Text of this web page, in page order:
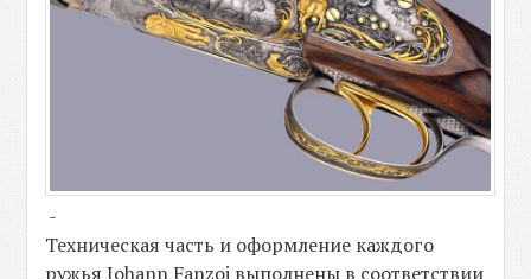
-
Техническая часть и оформление каждого
ружья Johann Fanzoj выполнены в соответствии